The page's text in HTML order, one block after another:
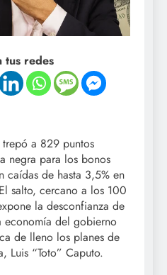
tus redes
a 829 puntos
negra para los bonos
caídas de hasta 3,5% en
salto, cercano a los 100
la desconfianza de
economía del gobierno
de lleno los planes de
Luis “Toto” Caputo.